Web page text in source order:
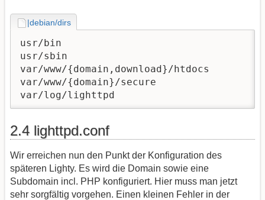
|debian/dirs
usr/bin
usr/sbin
var/www/{domain,download}/htdocs
var/www/{domain}/secure
var/log/lighttpd
2.4 lighttpd.conf
Wir erreichen nun den Punkt der Konfiguration des
späteren Lighty. Es wird die Domain sowie eine
Subdomain incl. PHP konfiguriert. Hier muss man jetzt
sehr sorgfältig vorgehen. Einen kleinen Fehler in der